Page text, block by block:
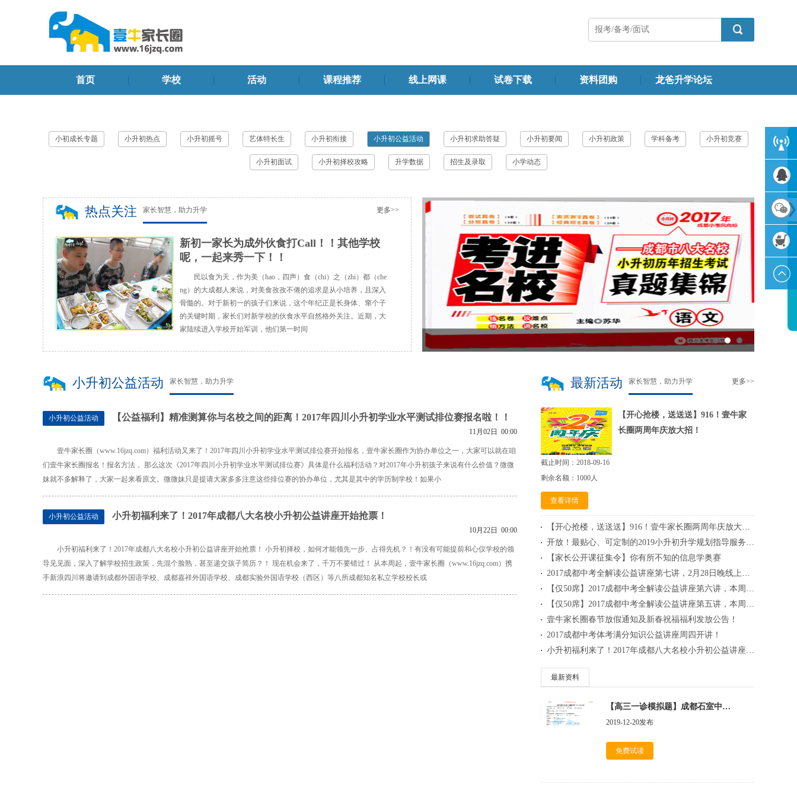
首页 学校 活动 课程推荐 线上网课 试卷下载 资料团购 龙爸升学论坛
小初成长专题 小升初热点 小升初摇号 艺体特长生 小升初衔接 小升初公益活动 小升初求助答疑 小升初要闻 小升初政策 学科备考 小升初竞赛
小升初面试 小升初择校攻略 升学数据 招生及录取 小学动态
热点关注 家长智慧，助力升学 更多>>
新初一家长为成外伙食打Call！！其他学校
呢，一起来秀一下！！
民以食为天，作为美（hao，四声）食（chi）之（zhi）都（che
ng）的大成都人来说，对美食孜孜不倦的追求是从小培养，且深入
骨髓的。对于新初一的孩子们来说，这个年纪正是长身体、窜个子
的关键时期，家长们对新学校的伙食水平自然格外关注。近期，大
家陆续进入学校开始军训，他们第一时间
小升初公益活动 家长智慧，助力升学
小升初公益活动 【公益福利】精准测算你与名校之间的距离！2017年四川小升初学业水平测试排位赛报名啦！！
11月02日 00:00
壹牛家长圈（www.16jzq.com）福利活动又来了！2017年四川小升初学业水平测试排位赛开始报名，壹牛家长圈作为协办单位之一，大家可以就在咱
们壹牛家长圈报名！报名方法， 那么这次《2017年四川小升初学业水平测试排位赛》具体是什么福利活动？对2017年小升初孩子来说有什么价值？微微
妹就不多解释了，大家一起来看原文。微微妹只是提请大家多多注意这些排位赛的协办单位，尤其是其中的学历制学校！如果小
小升初公益活动 小升初福利来了！2017年成都八大名校小升初公益讲座开始抢票！
10月22日 00:00
小升初福利来了！2017年成都八大名校小升初公益讲座开始抢票！ 小升初择校，如何才能领先一步、占得先机？！有没有可能提前和心仪学校的领
导见见面，深入了解学校招生政策，先混个脸熟，甚至递交孩子简历？！ 现在机会来了，千万不要错过！ 从本周起，壹牛家长圈（www.16jzq.com）携
手新浪四川将邀请到成都外国语学校、成都嘉祥外国语学校、成都实验外国语学校（西区）等八所成都知名私立学校校长或
最新活动 家长智慧，助力升学 更多>>
【开心抢楼，送送送】916！壹牛家
长圈两周年庆放大招！
截止时间：2018-09-16
剩余名额：1000人
查看详情
【开心抢楼，送送送】916！壹牛家长圈两周年庆放大招！
开放！最贴心、可定制的2019小升初升学规划指导服务，为您而来！
【家长公开课征集令】你有所不知的信息学奥赛
2017成都中考全解读公益讲座第七讲，2月28日晚线上开讲啦~~
【仅50席】2017成都中考全解读公益讲座第六讲，本周四晚现场开讲啦~~
【仅50席】2017成都中考全解读公益讲座第五讲，本周五晚现场开讲啦~~
壹牛家长圈春节放假通知及新春祝福福利发放公告！
2017成都中考体考满分知识公益讲座周四开讲！
小升初福利来了！2017年成都八大名校小升初公益讲座开始抢票！
最新资料
【高三一诊模拟题】成都石室中学2020届一诊考试模拟数学（文）试卷（含答案）
2019-12-20发布
免费试读
客服中
心
QQ交流
群
官方微
新浪微